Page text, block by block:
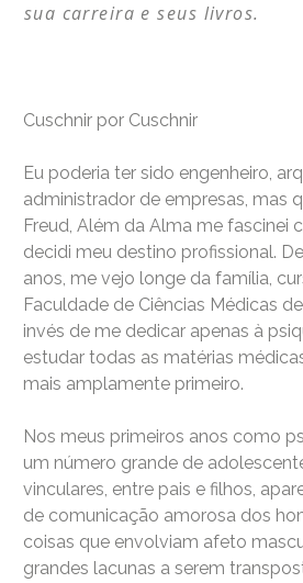
sua carreira e seus livros.
Cuschnir por Cuschnir
Eu poderia ter sido engenheiro,
administrador de empresas, mas
Freud, Além da Alma me fascinei
decidi meu destino profissional.
anos, me vejo longe da família,
Faculdade de Ciências Médicas
invés de me dedicar apenas à
estudar todas as matérias
mais amplamente primeiro.
Nos meus primeiros anos como
um número grande de
vinculares, entre pais e filhos,
de comunicação amorosa dos
coisas que envolviam afeto
grandes lacunas a serem